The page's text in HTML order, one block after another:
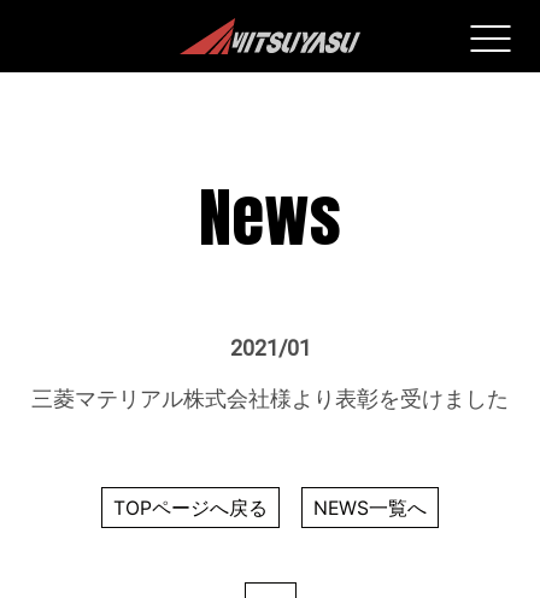
News
2021/01
三菱マテリアル株式会社様より表彰を受けました
TOPページへ戻る NEWS一覧へ